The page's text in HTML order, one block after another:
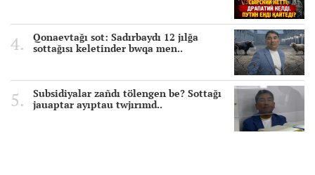
Qonaevtağı sot: Sadırbaydı 12 jılğa
sottağısı keletinder bwqa men..
Subsidiyalar zañdı tölengen be? Sottağı
jauaptar ayıptau twjırımd..